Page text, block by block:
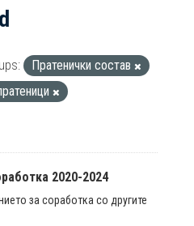
Пратенички состав
2020-2024
за соработка со другите